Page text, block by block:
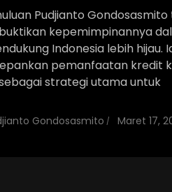
Pudjianto Gondosasmito
kepemimpinannya
Indonesia lebih hijau.
pemanfaatan kredit
strategi utama untuk
Gondosasmito Maret 17,